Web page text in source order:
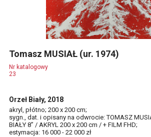
Tomasz MUSIAŁ (ur. 1974)
Nr katalogowy
23
Orzeł Biały, 2018
akryl, płótno; 200 x 200 cm;
sygn., dat. i opisany na odwrocie: TOMASZ
BIAŁY 8” / AKRYL 200 x 200 cm / + FILM FHD;
estymacja: 16 000 - 22 000 zł